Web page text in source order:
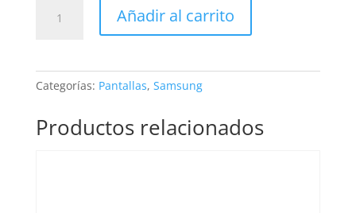
Samsung
cantidad
Añadir al carrito
Categorías: Pantallas, Samsung
Productos relacionados